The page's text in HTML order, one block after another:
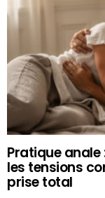
Pratique
les tensions
prise total